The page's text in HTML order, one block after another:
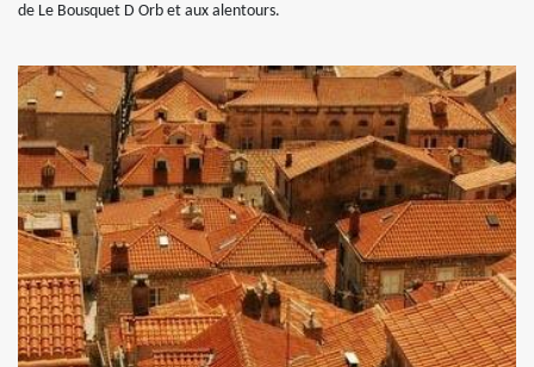
de Le Bousquet D Orb et aux alentours.